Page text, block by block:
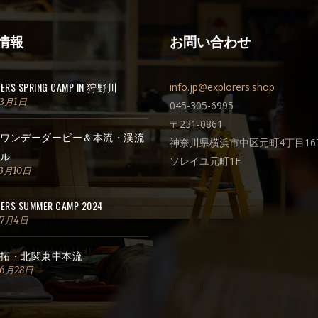
報
SPRING CAMP IN 狩野川
月1日
ンデーダービー＆本流・渓流
月10日
SUMMER CAMP 2024
月4日
・北関東中本流
月28日
お問い合わせ
info.jp@explorers.shop
045-305-6995
〒231-0861
神奈川県横浜市中区元町4丁目
ソレイユ元町1F